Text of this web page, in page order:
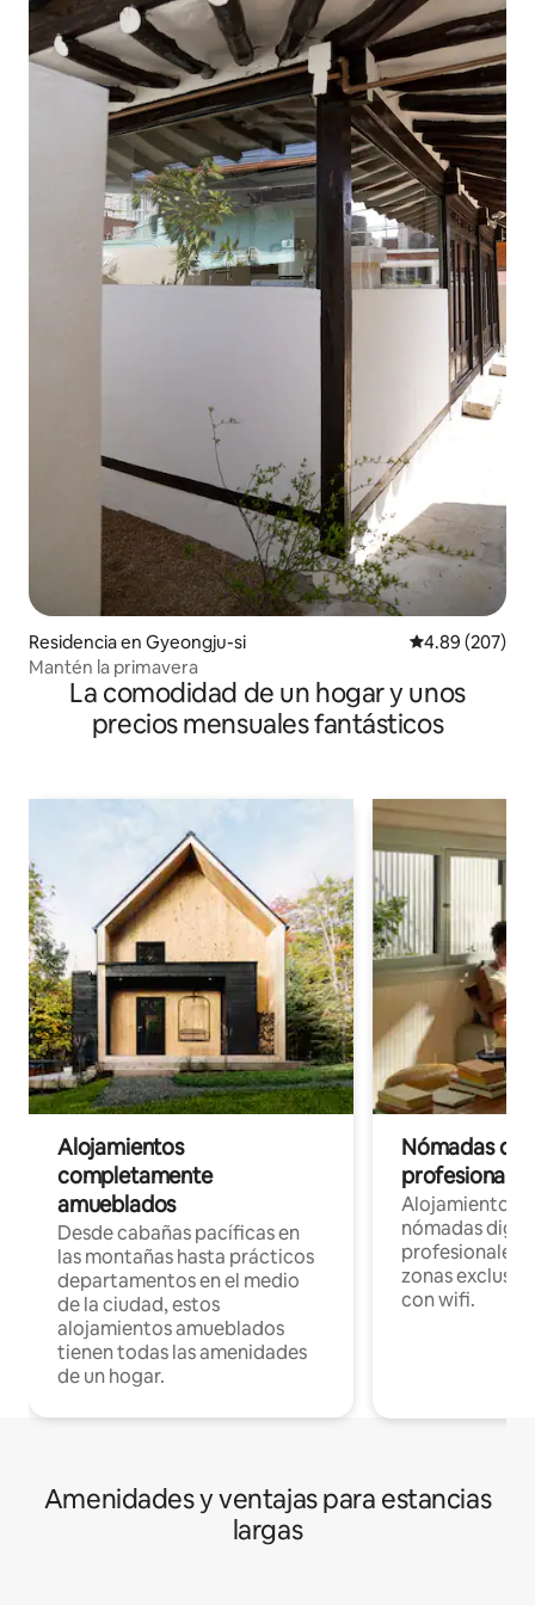
Residencia en Gyeongju-si Calificación
4.89 (207)
Mantén la primavera
La comodidad de un hogar y unos
precios mensuales fantásticos
Alojamientos
completamente
amueblados
Desde cabañas pacíficas en
las montañas hasta prácticos
departamentos en el medio
de la ciudad, estos
alojamientos amueblados
tienen todas las amenidades
de un hogar.
Nómadas
Alojamientos
nómadas
profesionales
zonas
con wifi.
Amenidades y ventajas para estancias
largas